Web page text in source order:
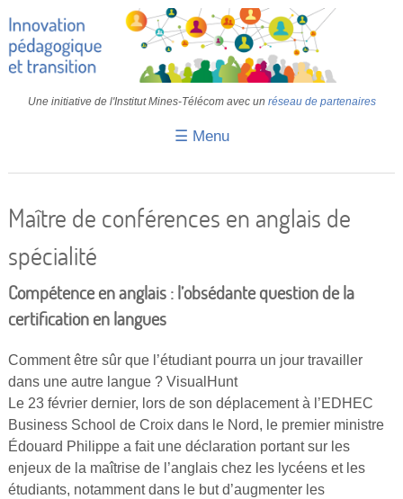
Une initiative de l'Institut Mines-Télécom avec un réseau de partenaires
☰ Menu
Colloques
Vidéos
S’inscrire
Se connecter
Maître de conférences en anglais de
spécialité
Compétence en anglais : l’obsédante question de la
certification en langues
Comment être sûr que l’étudiant pourra un jour travailler
dans une autre langue ? VisualHunt
Le 23 février dernier, lors de son déplacement à l’EDHEC
Business School de Croix dans le Nord, le premier ministre
Édouard Philippe a fait une déclaration portant sur les
enjeux de la maîtrise de l’anglais chez les lycéens et les
étudiants, notamment dans le but d’augmenter les